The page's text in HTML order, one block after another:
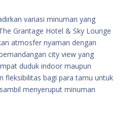
variasi minuman yang
Grantage Hotel & Sky Lounge
atmosfer nyaman dengan
city view yang
duduk indoor maupun
fleksibilitas bagi para tamu untuk
menyeruput minuman